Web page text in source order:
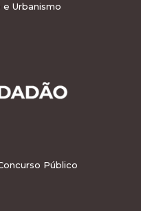
Urbanismo
Público